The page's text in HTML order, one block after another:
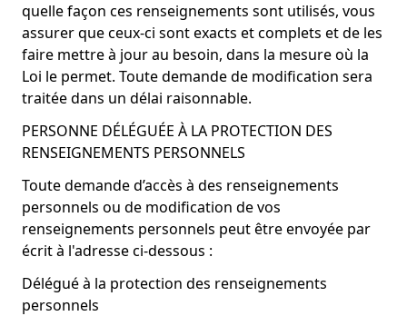
quelle façon ces renseignements sont utilisés, vous
assurer que ceux-ci sont exacts et complets et de les
faire mettre à jour au besoin, dans la mesure où la
Loi le permet. Toute demande de modification sera
traitée dans un délai raisonnable.
PERSONNE DÉLÉGUÉE À LA PROTECTION DES
RENSEIGNEMENTS PERSONNELS
Toute demande d’accès à des renseignements
personnels ou de modification de vos
renseignements personnels peut être envoyée par
écrit à l'adresse ci-dessous :
Délégué à la protection des renseignements
personnels